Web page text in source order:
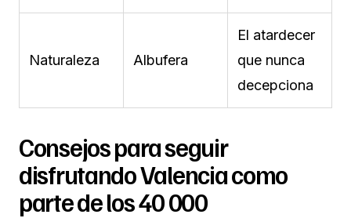
Naturaleza Albufera
El atardecer
que nunca
decepciona
Consejos para seguir
disfrutando Valencia como
parte de los 40 000